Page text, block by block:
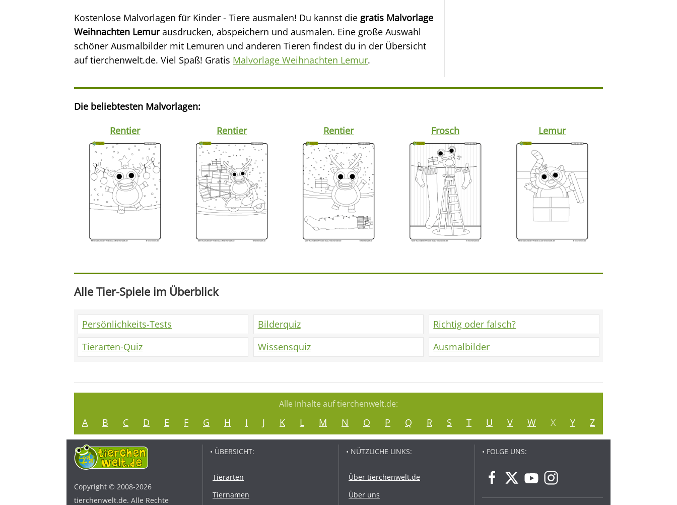
Kostenlose Malvorlagen für Kinder - Tiere ausmalen! Du kannst die gratis Malvorlage
Weihnachten Lemurausdrucken, abspeichern und ausmalen. Eine große Auswahl
schöner Ausmalbilder mit Lemuren und anderen Tieren findest du in der Übersicht
auf tierchenwelt.de. Viel Spaß! Gratis Malvorlage Weihnachten Lemur.
Die beliebtesten Malvorlagen:
Rentier
Rentier Rentier Frosch Lemur
Alle Tier-Spiele im Überblick
Persönlichkeits-Tests
Tierarten-Quiz
Bilderquiz
Wissensquiz
Richtig oder falsch?
Ausmalbilder
Alle Inhalte auf tierchenwelt.de:
A B C D E F G H I J K L M N O P Q R S T U V W X Y Z
Copyright © 2008-2026
tierchenwelt.de. Alle Rechte
• ÜBERSICHT:
Tierarten
Tiernamen
• NÜTZLICHE LINKS:
Über tierchenwelt.de
Über uns
• FOLGE UNS: